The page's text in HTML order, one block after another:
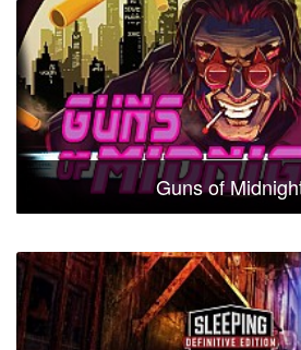
Guns of